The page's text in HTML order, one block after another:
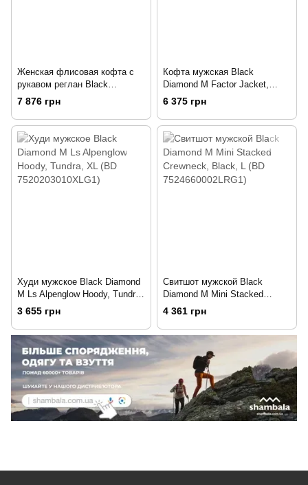
Женская флисовая кофта с
рукавом реглан Black
Diamond Factor Hoody,
Bordeaux, M (BD
7440806018MED1)
7 876 грн
Кофта мужская Black
Diamond M Factor Jacket,
Black, M (BD
7440530002MED1)
6 375 грн
Худи мужское Black Diamond
M Ls Alpenglow Hoody, Tundra,
XL (BD 7520203010XLG1)
3 655 грн
Свитшот мужской Black
Diamond M Mini Stacked
Crewneck, Black, L (BD
7524660002LRG1)
4 361 грн